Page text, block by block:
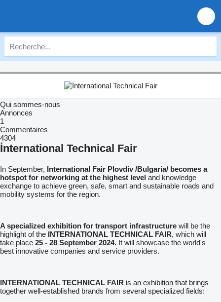
Qui sommes-nous
Annonces
1
Commentaires
4304
İnternational Technical Fair
In September, International Fair Plovdiv /Bulgaria/ becomes a
hotspot for networking at the highest level and knowledge
exchange to achieve green, safe, smart and sustainable roads and
mobility systems for the region.
A specialized exhibition for transport infrastructure will be the
highlight of the INTERNATIONAL TECHNICAL FAIR, which will
take place 25 - 28 September 2024. It will showcase the world's
best innovative companies and service providers.
INTERNATIONAL TECHNICAL FAIR is an exhibition that brings
together well-established brands from several specialized fields: